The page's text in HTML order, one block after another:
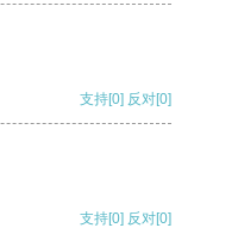
支持[0] 反对[0]
支持[0] 反对[0]